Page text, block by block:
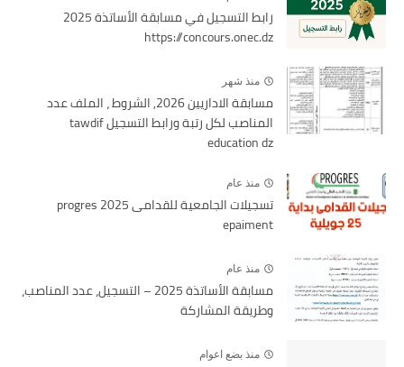
رابط التسجيل في مسابقة الأساتذة 2025
https://concours.onec.dz
منذ شهر
مسابقة الاداريين 2026, الشروط ، الملف عدد
المناصب لكل رتبة ورابط التسجيل tawdif
education dz
منذ عام
تسجيلات الجامعية للقدامى 2025 progres
epaiment
منذ عام
مسابقة الأساتذة 2025 – التسجيل، عدد المناصب،
وطريقة المشاركة
منذ بضع اعوام